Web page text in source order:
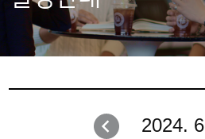
2024. 6